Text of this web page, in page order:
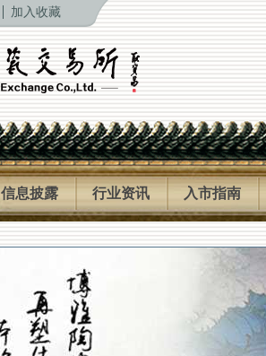
加入收藏
信息披露 行业资讯 入市指南